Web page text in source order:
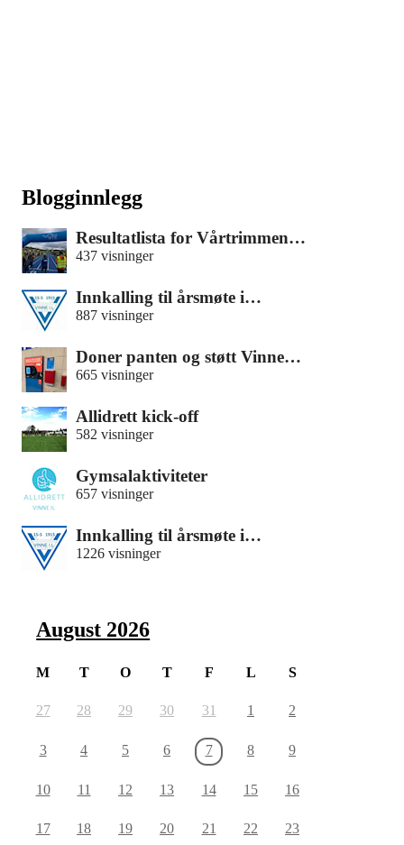
Blogginnlegg
Resultatlista for Vårtrimmen…
437 visninger
Innkalling til årsmøte i…
887 visninger
Doner panten og støtt Vinne…
665 visninger
Allidrett kick-off
582 visninger
Gymsalaktiviteter
657 visninger
Innkalling til årsmøte i…
1226 visninger
August 2026
M T O T F L S
27 28 29 30 31 1 2
3 4 5 6 7 8 9
10 11 12 13 14 15 16
17 18 19 20 21 22 23